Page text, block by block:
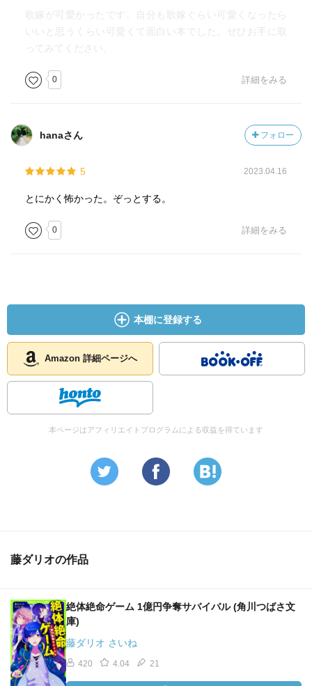
歌嫁が可愛かったです。自分も歌嫁ぐらい可愛くなったら
いいと思うくらい可愛くて面白い本でした。ぜひお手に取
ってみてください。
0 詳細をみる
hanaさん フォロー
5 2023.04.16
とにかく怖かった。ぞっとする。
0 詳細をみる
本棚に登録する
Amazon 詳細ページへ
本ページはアフィリエイトプログラムによる収益を得ています
藤ダリオの作品
絶体絶命ゲーム 1億円争奪サバイバル (角川つばさ文
庫)
藤ダリオ さいね
420 4.04 21